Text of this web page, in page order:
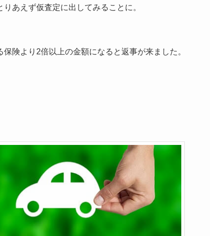
あえず仮査定に出してみることに。
険より2倍以上の金額になると返事が来ました。